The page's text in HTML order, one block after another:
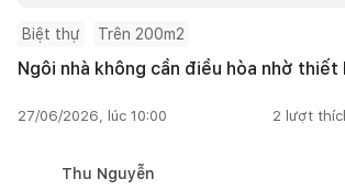
Biệt thự Trên 200m2
Ngôi nhà không cần điều hòa nhờ thiết
27/06/2026, lúc 10:00 2 lượt
Thu Nguyễn